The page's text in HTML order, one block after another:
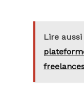
Lire aussi